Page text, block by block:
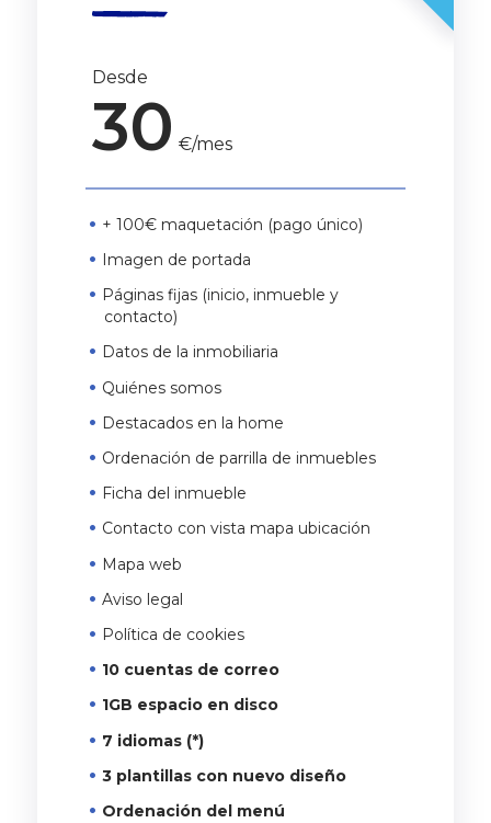
Desde
30 €/mes
+ 100€ maquetación (pago único)
Imagen de portada
Páginas fijas (inicio, inmueble y
contacto)
Datos de la inmobiliaria
Quiénes somos
Destacados en la home
Ordenación de parrilla de inmuebles
Ficha del inmueble
Contacto con vista mapa ubicación
Mapa web
Aviso legal
Política de cookies
10 cuentas de correo
1GB espacio en disco
7 idiomas (*)
3 plantillas con nuevo diseño
Ordenación del menú